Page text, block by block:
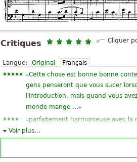
Critiques Cliquer
Langue: Original Français
«Cette chose est bonne bonne
gens penseront que vous sucer
l'introduction, mais quand vous
monde mange ...»
«parfaitement harmonieuse avec la
«Variations surtout heureuses
Voir plus...